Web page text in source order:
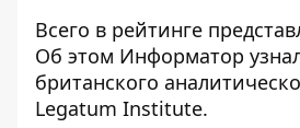
Всего в рейтинге
Об этом Информатор
британского
Legatum Institute.